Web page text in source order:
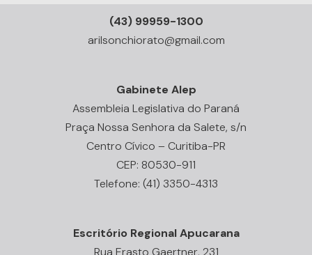
(43) 99959-1300
arilsonchiorato@gmail.com
Gabinete Alep
Assembleia Legislativa do Paraná
Praça Nossa Senhora da Salete, s/n
Centro Cívico – Curitiba-PR
CEP: 80530-911
Telefone: (41) 3350-4313
Escritório Regional Apucarana